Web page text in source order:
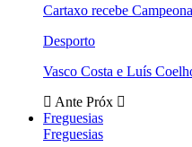
Cartaxo recebe
Desporto
Vasco Costa e Luís
Ante Próx
Freguesias
Freguesias